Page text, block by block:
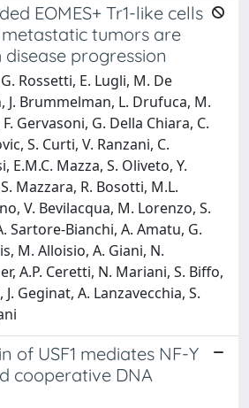
EOMES+ Tr1-like cells
tumors are
progression
Rossetti, E. Lugli, M. De
J. Brummelman, L. Drufuca, M.
Gervasoni, G. Della Chiara, C.
S. Curti, V. Ranzani, C.
E.M.C. Mazza, S. Oliveto, Y.
Mazzara, R. Bosotti, M.L.
V. Bevilacqua, M. Lorenzo, S.
Sartore-Bianchi, A. Amatu, G.
M. Alloisio, A. Giani, N.
A.P. Ceretti, N. Mariani, S. Biffo,
Geginat, A. Lanzavecchia, S.
of USF1 mediates NF-Y
cooperative DNA